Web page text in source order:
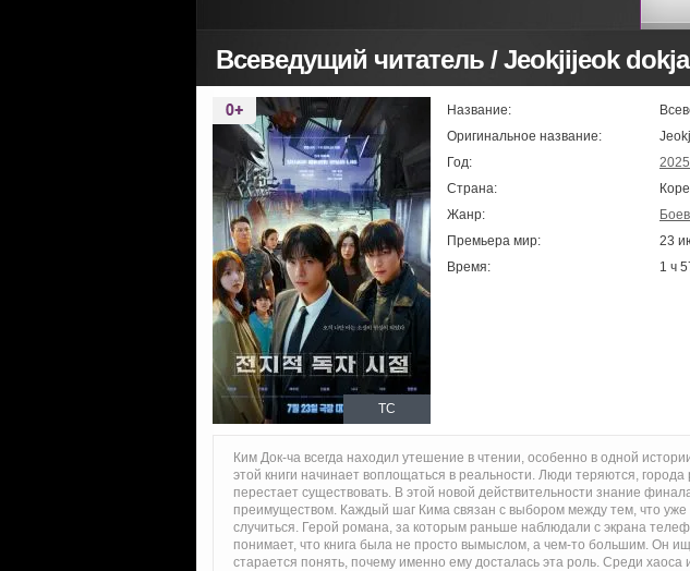
Всеведущий читатель / Jeokjijeok
TC
Название:
Оригинальное название:
Год:
2025
Страна:
Жанр:
Премьера мир:
23
Время:
1 ч
Ким Док-ча всегда находил утешение в чтении, особенно в одной
этой книги начинает воплощаться в реальности. Люди теряются,
перестает существовать. В этой новой действительности знание
преимуществом. Каждый шаг Кима связан с выбором между тем, что
случиться. Герой романа, за которым раньше наблюдали с экрана
понимает, что книга была не просто вымыслом, а чем-то большим. Он
старается понять, почему именно ему досталась эта роль. Среди хаоса